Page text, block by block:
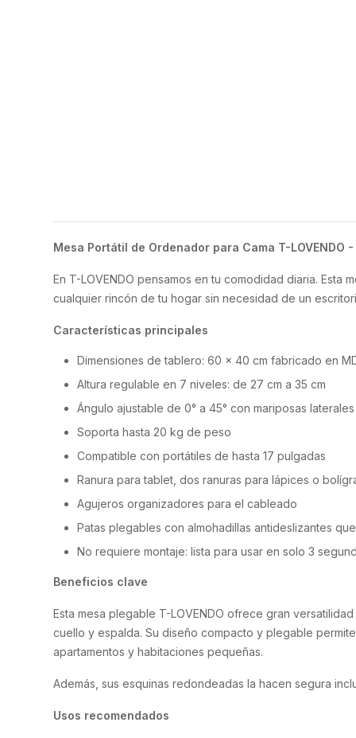
Mesa Portátil de Ordenador para Cama T-LOVENDO
En T-LOVENDO pensamos en tu comodidad diaria.
cualquier rincón de tu hogar sin necesidad de un
Características principales
Dimensiones de tablero: 60 x 40 cm fabricado en
Altura regulable en 7 niveles: de 27 cm a 35 cm
Ángulo ajustable de 0° a 45° con mariposas
Soporta hasta 20 kg de peso
Compatible con portátiles de hasta 17 pulgadas
Ranura para tablet, dos ranuras para lápices o
Agujeros organizadores para el cableado
Patas plegables con almohadillas antideslizantes
No requiere montaje: lista para usar en solo 3
Beneficios clave
Esta mesa plegable T-LOVENDO ofrece gran
cuello y espalda. Su diseño compacto y plegable
apartamentos y habitaciones pequeñas.
Además, sus esquinas redondeadas la hacen segura
Usos recomendados